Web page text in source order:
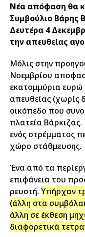
Νέα απόφαση θα
Συμβούλιο Βάρης
Δευτέρα 4
την απευθείας
Μόλις στην
Νοεμβρίου
εκατομμύρια ευρώ
απευθείας (χωρίς
οικόπεδο που
πλατεία
ενός στρέμματος
χώρο στάθμευσης.
Ένα από τα
επιφάνεια του
ρευστή. Υπήρχαν
(άλλη στα
άλλη σε έκθεση
διαφορετικά